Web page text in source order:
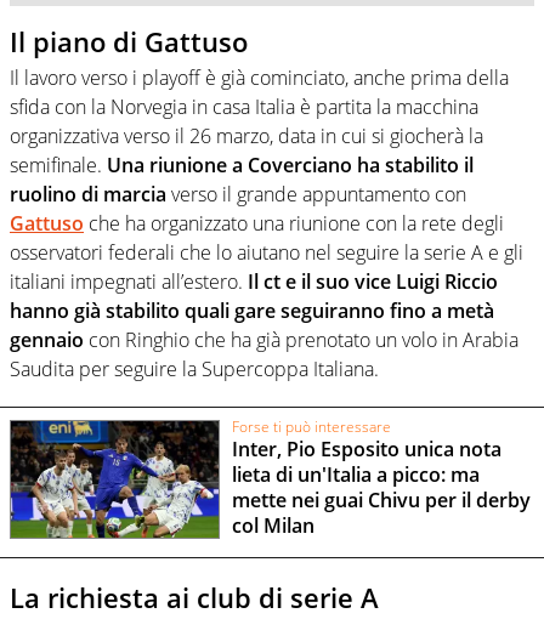
Il piano di Gattuso
Il lavoro verso i playoff è già cominciato, anche prima della
sfida con la Norvegia in casa Italia è partita la macchina
organizzativa verso il 26 marzo, data in cui si giocherà la
semifinale. Una riunione a Coverciano ha stabilito il
ruolino di marcia verso il grande appuntamento con
Gattuso che ha organizzato una riunione con la rete degli
osservatori federali che lo aiutano nel seguire la serie A e gli
italiani impegnati all’estero. Il ct e il suo vice Luigi Riccio
hanno già stabilito quali gare seguiranno fino a metà
gennaio con Ringhio che ha già prenotato un volo in Arabia
Saudita per seguire la Supercoppa Italiana.
Forse ti può interessare
Inter, Pio Esposito unica nota
lieta di un'Italia a picco: ma
mette nei guai Chivu per il derby
col Milan
La richiesta ai club di serie A